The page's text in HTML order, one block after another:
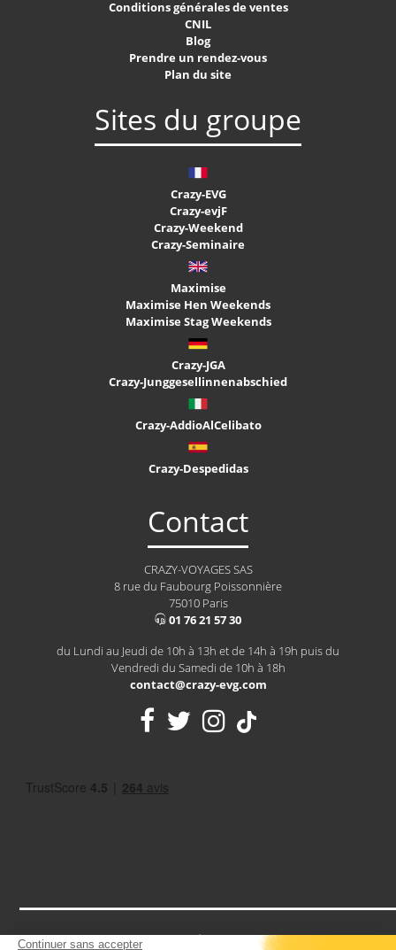
Conditions générales de ventes
CNIL
Blog
Prendre un rendez-vous
Plan du site
Sites du groupe
Crazy-EVG
Crazy-evjF
Crazy-Weekend
Crazy-Seminaire
Maximise
Maximise Hen Weekends
Maximise Stag Weekends
Crazy-JGA
Crazy-Junggesellinnenabschied
Crazy-AddioAlCelibato
Crazy-Despedidas
Contact
CRAZY-VOYAGES SAS
8 rue du Faubourg Poissonnière
75010 Paris
01 76 21 57 30
du Lundi au Jeudi de 10h à 13h et de 14h à 19h puis du
Vendredi du Samedi de 10h à 18h
contact@crazy-evg.com